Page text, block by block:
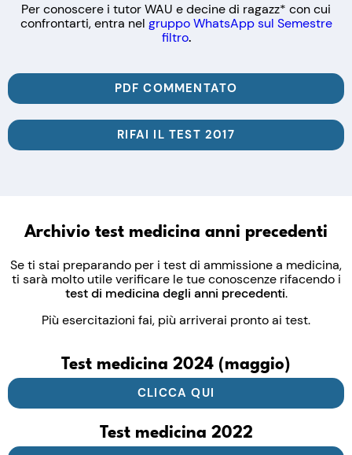
Per conoscere i tutor WAU e decine di ragazz* con cui
confrontarti, entra nel gruppo WhatsApp sul Semestre
filtro.
PDF COMMENTATO
RIFAI IL TEST 2017
Archivio test medicina anni precedenti
Se ti stai preparando per i test di ammissione a medicina,
ti sarà molto utile verificare le tue conoscenze rifacendo i
test di medicina degli anni precedenti.
Più esercitazioni fai, più arriverai pronto ai test.
Test medicina 2024 (maggio)
CLICCA QUI
Test medicina 2022